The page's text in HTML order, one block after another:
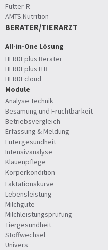
Futter-R
AMTS.Nutrition
BERATER/TIERARZT
All-in-One Lösung
HERDEplus Berater
HERDEplus ITB
HERDEcloud
Module
Analyse Technik
Besamung und Fruchtbarkeit
Betriebsvergleich
Erfassung & Meldung
Eutergesundheit
Intensivanalyse
Klauenpflege
Körperkondition
Laktationskurve
Lebensleistung
Milchgüte
Milchleistungsprüfung
Tiergesundheit
Stoffwechsel
Univers